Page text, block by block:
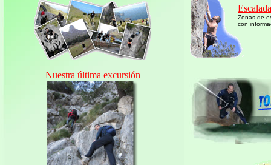
Nuestra última excursión
Escalada
Zonas de
con